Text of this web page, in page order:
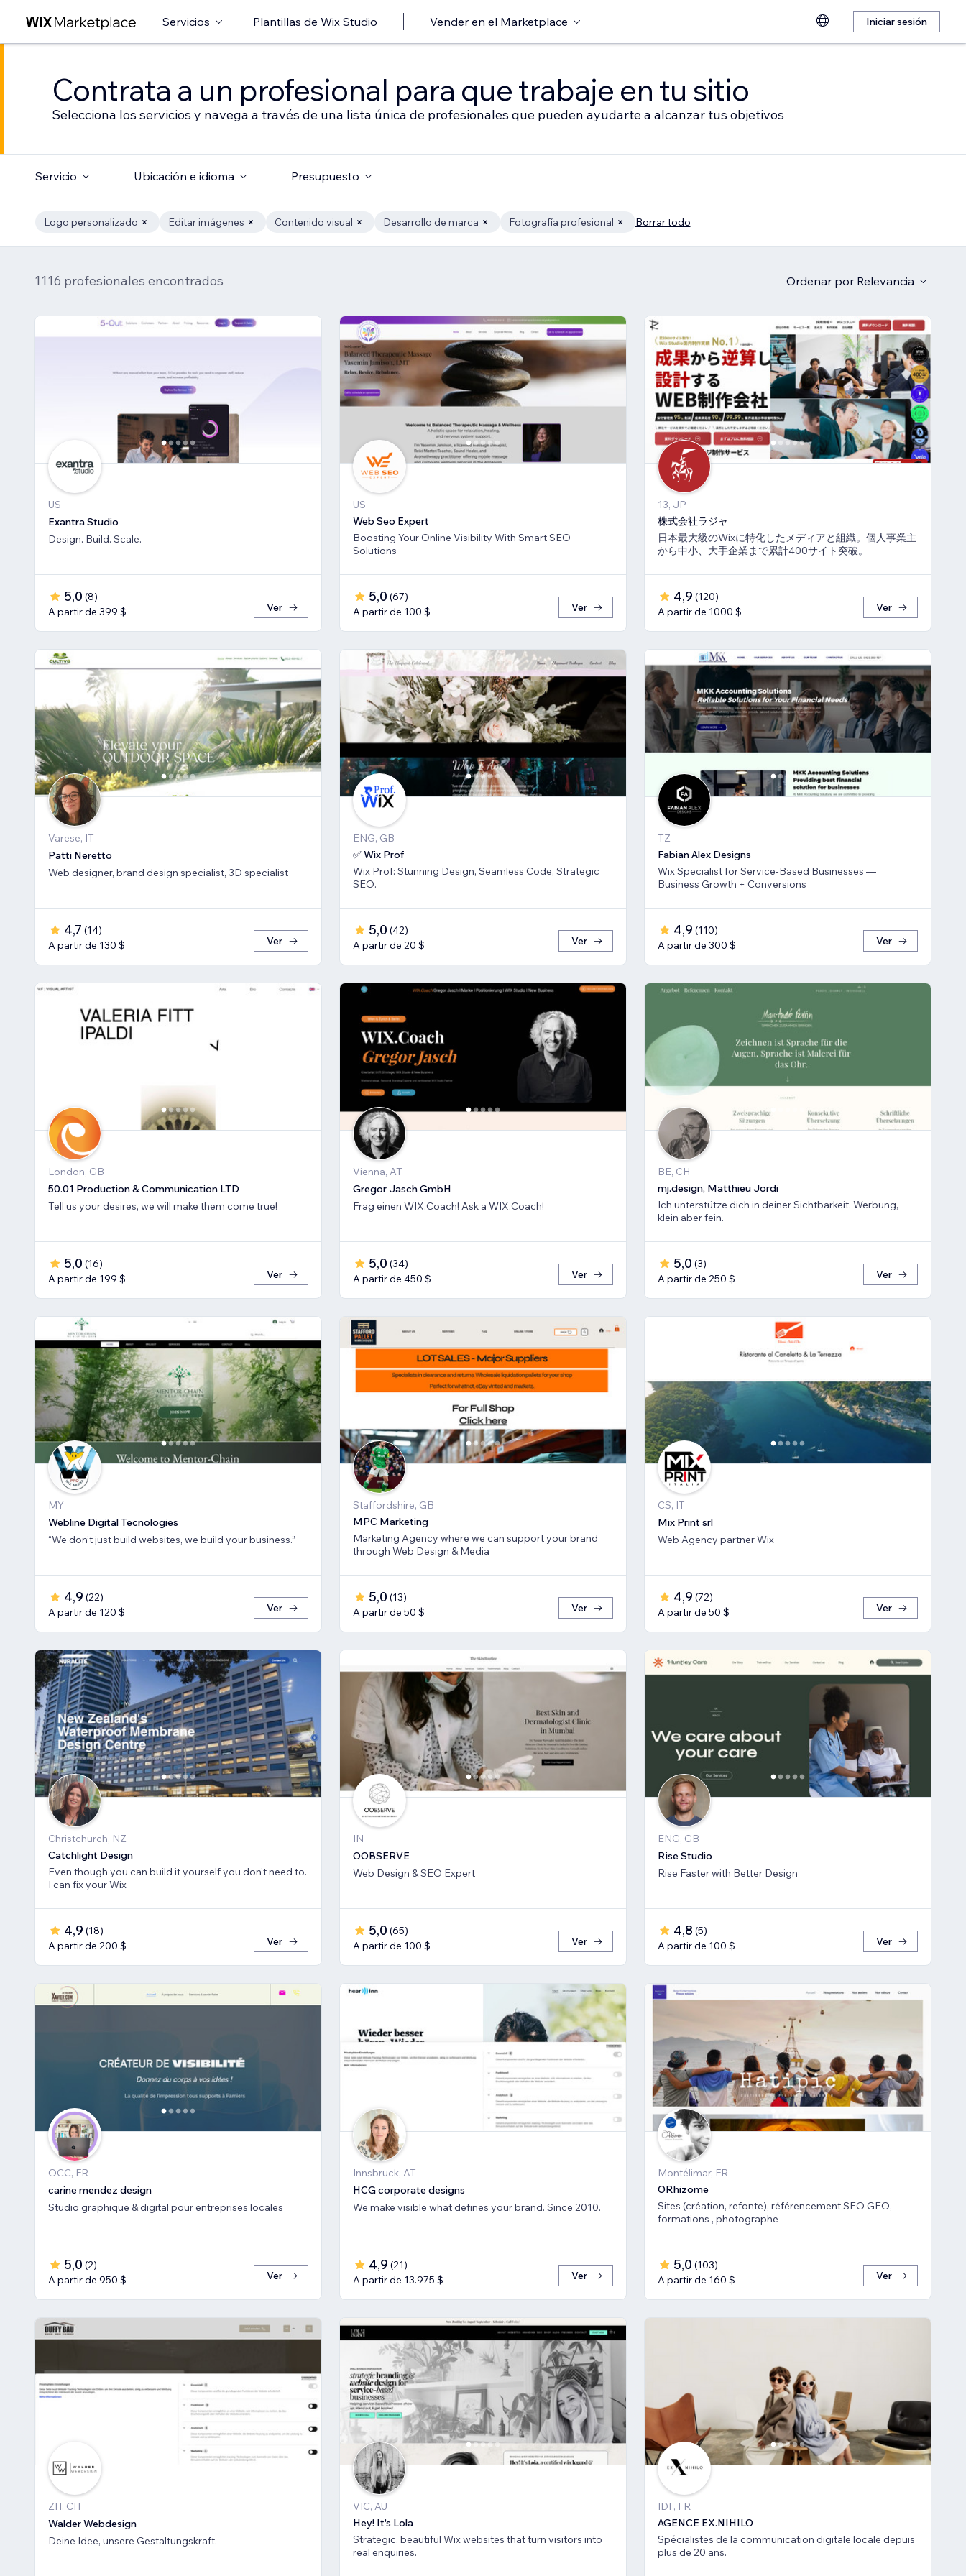
Servicios Plantillas de Wix Studio Vender en el Marketplace Iniciar sesión
Contrata a un profesional para que trabaje en tu sitio
Selecciona los servicios y navega a través de una lista única de profesionales que pueden ayudarte a alcanzar tus objetivos
Servicio Ubicación e idioma Presupuesto
Logo personalizado Editar imágenes Contenido visual Desarrollo de marca Fotografía profesional Borrar todo
1116 profesionales encontrados Ordenar por Relevancia
US
Exantra Studio
Design. Build. Scale.
5,0 (8)
A partir de 399 $
Ver
US
Web Seo Expert
Boosting Your Online Visibility With Smart SEO
Solutions
5,0 (67)
A partir de 100 $
Ver
13, JP
株式会社ラジャ
日本最大級のWixに特化したメディアと組織。個人事業主
から中小、大手企業まで累計400サイト突破。
4,9 (120)
A partir de 1000 $
Ver
Varese, IT
Patti Neretto
Web designer, brand design specialist, 3D specialist
4,7 (14)
A partir de 130 $
Ver
ENG, GB
✅ Wix Prof
Wix Prof: Stunning Design, Seamless Code, Strategic
SEO.
5,0 (42)
A partir de 20 $
Ver
TZ
Fabian Alex Designs
Wix Specialist for Service-Based Businesses —
Business Growth + Conversions
4,9 (110)
A partir de 300 $
Ver
London, GB
50.01 Production & Communication LTD
Tell us your desires, we will make them come true!
5,0 (16)
A partir de 199 $
Ver
Vienna, AT
Gregor Jasch GmbH
Frag einen WIX.Coach! Ask a WIX.Coach!
5,0 (34)
A partir de 450 $
Ver
BE, CH
mj.design, Matthieu Jordi
Ich unterstütze dich in deiner Sichtbarkeit. Werbung,
klein aber fein.
5,0 (3)
A partir de 250 $
Ver
MY
Webline Digital Tecnologies
“We don’t just build websites, we build your business.”
4,9 (22)
A partir de 120 $
Ver
Staffordshire, GB
MPC Marketing
Marketing Agency where we can support your brand
through Web Design & Media
5,0 (13)
A partir de 50 $
Ver
CS, IT
Mix Print srl
Web Agency partner Wix
4,9 (72)
A partir de 50 $
Ver
Christchurch, NZ
Catchlight Design
Even though you can build it yourself you don't need to.
I can fix your Wix
4,9 (18)
A partir de 200 $
Ver
IN
OOBSERVE
Web Design & SEO Expert
5,0 (65)
A partir de 100 $
Ver
ENG, GB
Rise Studio
Rise Faster with Better Design
4,8 (5)
A partir de 100 $
Ver
OCC, FR
carine mendez design
Studio graphique & digital pour entreprises locales
5,0 (2)
A partir de 950 $
Ver
Innsbruck, AT
HCG corporate designs
We make visible what defines your brand. Since 2010.
4,9 (21)
A partir de 13.975 $
Ver
Montélimar, FR
ORhizome
Sites (création, refonte), référencement SEO GEO,
formations , photographe
5,0 (103)
A partir de 160 $
Ver
ZH, CH
Walder Webdesign
Deine Idee, unsere Gestaltungskraft.
VIC, AU
Hey! It's Lola
Strategic, beautiful Wix websites that turn visitors into
real enquiries.
IDF, FR
AGENCE EX.NIHILO
Spécialistes de la communication digitale locale depuis
plus de 20 ans.